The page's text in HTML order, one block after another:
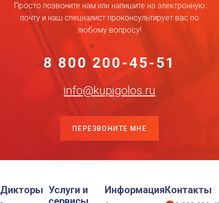
Просто позвоните нам или напишите на электронную
почту и наш специалист проконсультирует вас по
любому вопросу!
8 800 200-45-51
info@kupigolos.ru
ПЕРЕЗВОНИТЕ МНЕ
Дикторы Услуги и
ИнформацияКонтакты